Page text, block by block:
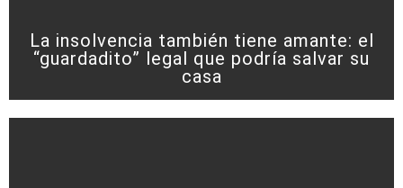
La insolvencia también tiene amante: el
“guardadito” legal que podría salvar su
casa